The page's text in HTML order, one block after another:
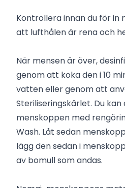
Kontrollera innan du för
att lufthålen är rena och
När mensen är över,
genom att koka den i 10
vatten eller genom att
Steriliseringskärlet. Du
menskoppen med
Wash. Låt sedan
lägg den sedan i
av bomull som andas.